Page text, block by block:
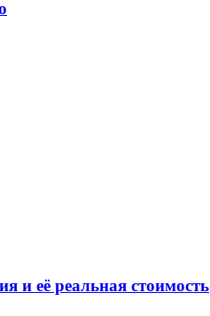
и её реальная стоимость